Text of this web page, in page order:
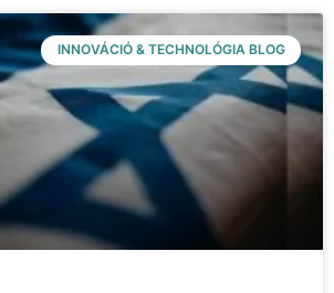
INNOVÁCIÓ & TECHNOLÓGIA BLOG